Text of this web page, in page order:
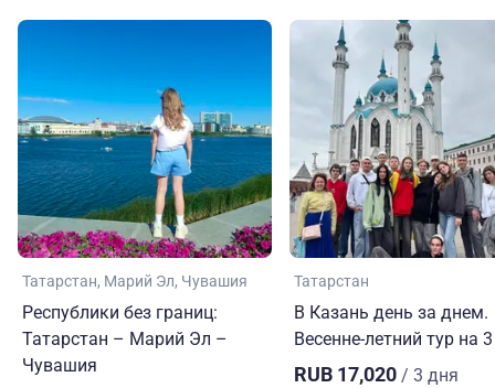
Татарстан Марий Эл Чувашия
Республики без границ:
Татарстан – Марий Эл –
Чувашия
Татарстан
В Казань день за днем.
Весенне-летний тур на
RUB 17,020 / 3 дня